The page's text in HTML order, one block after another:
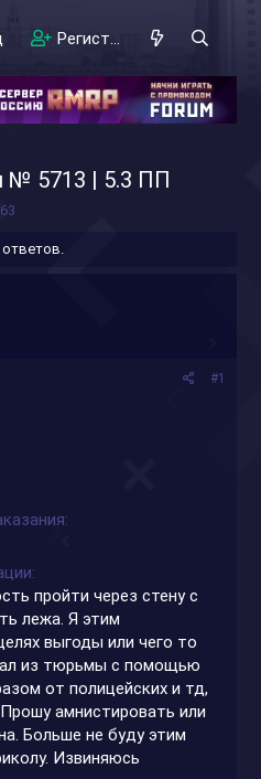
Регистрация
№ 5713 | 5.3 ПП
#1
пройти через стену с
лежа. Я этим
выгоды или чего то
из тюрьмы с помощью
от полицейских и тд,
амнистировать или
Больше не буду этим
Извиняюсь